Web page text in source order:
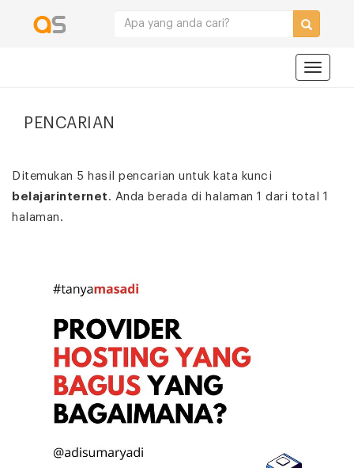
PENCARIAN
Ditemukan 5 hasil pencarian untuk kata kunci
belajarinternet . Anda berada di halaman 1 dari total 1
halaman.